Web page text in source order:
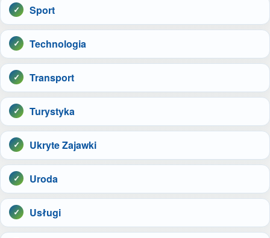
Sport
Technologia
Transport
Turystyka
Ukryte Zajawki
Uroda
Usługi